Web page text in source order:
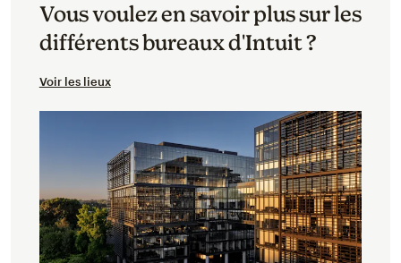
Vous voulez en savoir plus sur les
différents bureaux d'Intuit ?
Voir les lieux